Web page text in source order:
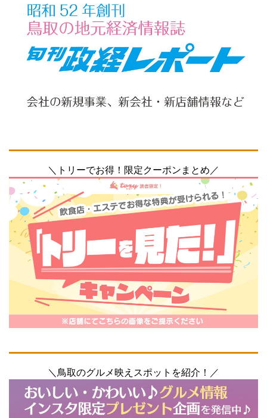
＼トリーでお得！限定クーポンまとめ／
＼鳥取のグルメ映えスポットを紹介！／